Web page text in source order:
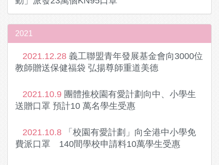
2021
2021.12.28 義工聯盟青年發展基金會向3000位
教師贈送保健福袋 弘揚尊師重道美德
2021.10.9 團體推校園有愛計劃向中、小學生
送贈口罩 預計10 萬名學生受惠
2021.10.8 「校園有愛計劃」向全港中小學免
費派口罩 140間學校申請料10萬學生受惠